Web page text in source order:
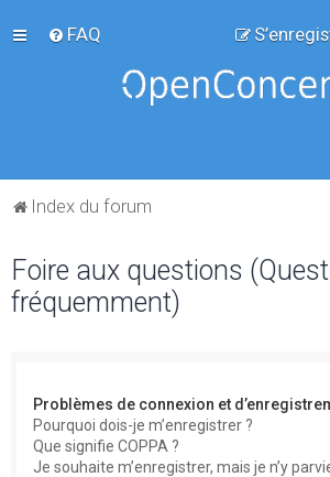
FAQ
Index du forum
Foire aux questions
fréquemment)
Problèmes de connexion et
Pourquoi dois-je m’enregistrer ?
Que signifie COPPA ?
Je souhaite m’enregistrer, mais je n’y